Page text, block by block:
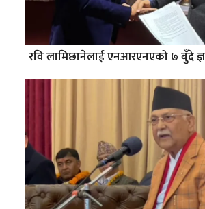
रवि लामिछानेलाई एनआरएनएको ७ बुँदे